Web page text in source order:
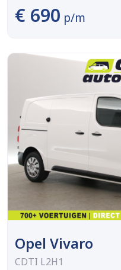
€ 690 p/m
Opel Vivaro
CDTI L2H1